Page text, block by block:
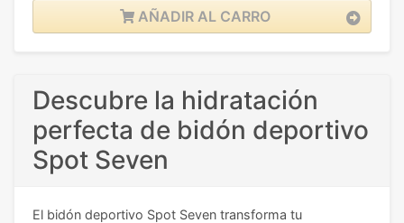
AÑADIR AL CARRO
Descubre la hidratación
perfecta de bidón deportivo
Spot Seven
El bidón deportivo Spot Seven transforma tu